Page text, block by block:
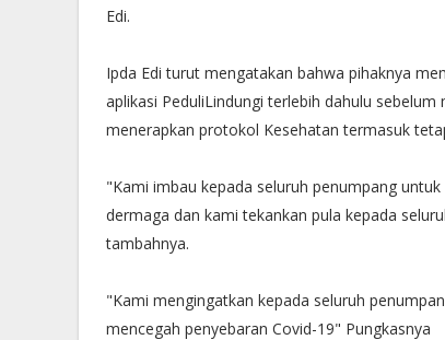
Edi.
Ipda Edi turut mengatakan bahwa pihaknya
aplikasi PeduliLindungi terlebih dahulu
menerapkan protokol Kesehatan termasuk
"Kami imbau kepada seluruh penumpang
dermaga dan kami tekankan pula kepada
tambahnya.
"Kami mengingatkan kepada seluruh
mencegah penyebaran Covid-19" Pungkasnya